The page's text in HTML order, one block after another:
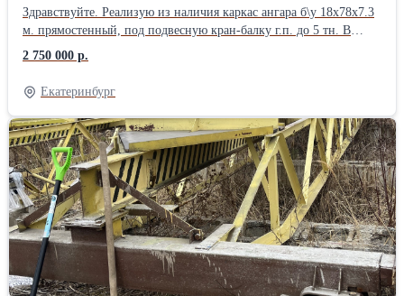
Здравствуйте. Реализую из наличия каркас ангара б\у 18х78х7.3
м. прямостенный, под подвесную кран-балку г.п. до 5 тн. В
комплект входит: 1. Ферма перекрытия 18 м. двускатная - 14 шт.
с креплениями под подвесную кран-балку г.п. до 5 тн. в коньке -
1.6 м. Верхний пояс - уголок спаренный 100х10 мм. Нижний
пояс - уголок спаренный 90х8 мм. Укосины - уголок спаренный
70 и 50 мм. 2. Колонны - балка двутавровая 40Ш по 7.3 м. - 32
шт. без нижней пятки. Ориентировочный вес каркаса - 50 тн.
Цена - 2750000 р. Организую доставку попутным
автомобильным транспортом по РФ.
2 750 000 р.
Екатеринбург